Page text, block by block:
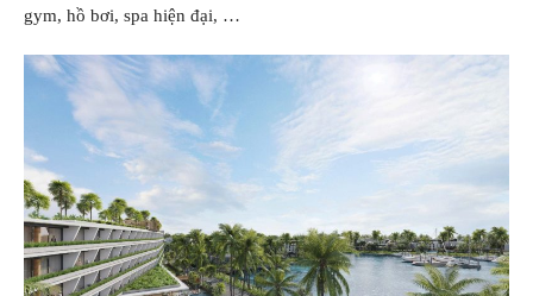
gym, hồ bơi, spa hiện đại, …